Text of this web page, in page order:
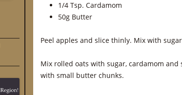
1/4 Tsp. Cardamom
50g Butter
Peel apples and slice thinly. Mix with
Mix rolled oats with sugar, cardamom
with small butter chunks.